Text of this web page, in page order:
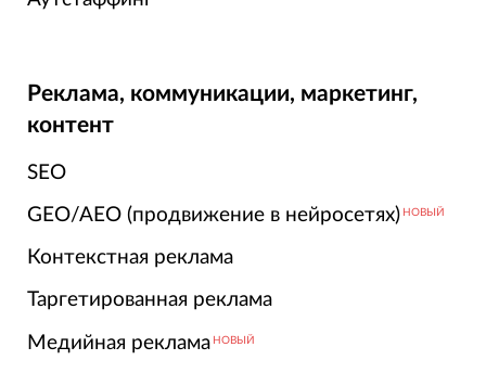
Реклама, коммуникации, маркетинг,
контент
SEO
GEO/AEO (продвижение в нейросетях) НОВЫЙ
Контекстная реклама
Таргетированная реклама
Медийная реклама НОВЫЙ